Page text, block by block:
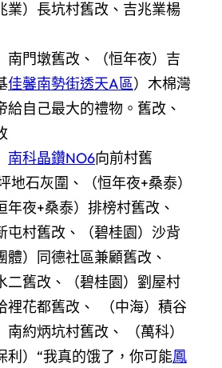
業）長坑村舊改、吉兆業楊
南門墩舊改、（恒年夜）吉
佳馨南勢街透天A區）木棉灣
給自己最大的禮物。舊改、
南科晶鑽NO6向前村舊
地石灰圍、（恒年夜+桑泰）
年夜+桑泰）排榜村舊改、
屯村舊改、（碧桂園）沙背
體）同德社區兼顧舊改、
二舊改、（碧桂園）劉屋村
裡花都舊改、 （中海）積谷
約炳坑村舊改、 （萬科）
利）“我真的饿了，你可能鳳